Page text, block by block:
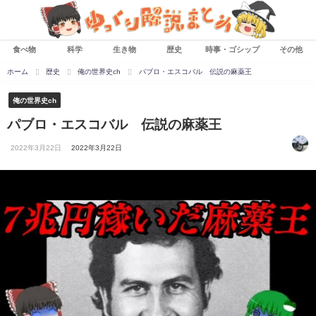
食べ物 科学 生き物 歴史 時事・ゴシップ その他
ホーム 歴史 俺の世界史ch パブロ・エスコバル 伝説の麻薬王
俺の世界史ch
パブロ・エスコバル 伝説の麻薬王
2022年3月22日 2022年3月22日